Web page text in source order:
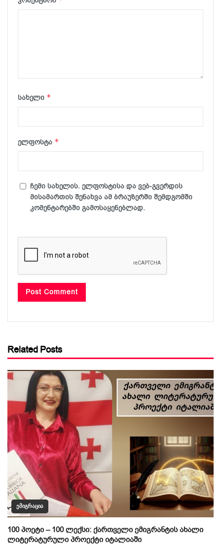
სახელი *
ელფოსტა *
ჩემი სახელის. ელფოსტისა და ვებ-გვერდის
მისამართის შენახვა ამ ბრაუზერში შემდგომში
კომენტარებში გამოსაყენებლად.
Related Posts
ᲔᲛᲘᲒᲠᲐᲪᲘᲐ
100 პოეტი – 100 ლექსი: ქართველი ემიგრანტის ახალი
ლიტერატურული პროექტი იტალიაში